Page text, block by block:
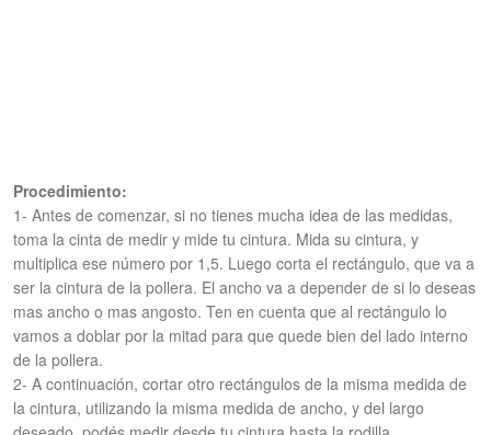
Procedimiento:
1- Antes de comenzar, si no tienes mucha idea de las medidas,
toma la cinta de medir y mide tu cintura. Mida su cintura, y
multiplica ese número por 1,5. Luego corta el rectángulo, que va a
ser la cintura de la pollera. El ancho va a depender de si lo deseas
mas ancho o mas angosto. Ten en cuenta que al rectángulo lo
vamos a doblar por la mitad para que quede bien del lado interno
de la pollera.
2- A continuación, cortar otro rectángulos de la misma medida de
la cintura, utilizando la misma medida de ancho, y del largo